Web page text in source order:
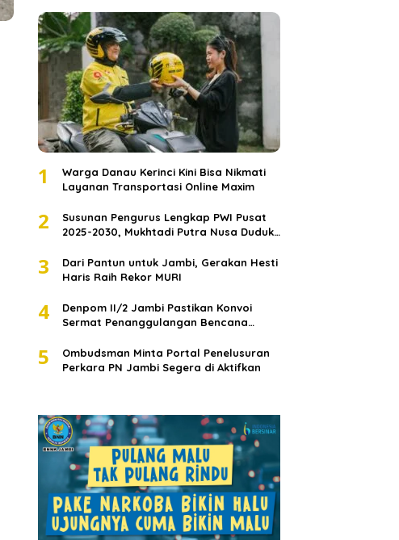
1
Warga Danau Kerinci Kini Bisa Nikmati
Layanan Transportasi Online Maxim
2
Susunan Pengurus Lengkap PWI Pusat
2025-2030, Mukhtadi Putra Nusa Duduki
3
Dari Pantun untuk Jambi, Gerakan Hesti
Haris Raih Rekor MURI
4
Denpom II/2 Jambi Pastikan Konvoi
Sermat Penanggulangan Bencana
5
Ombudsman Minta Portal Penelusuran
Perkara PN Jambi Segera di Aktifkan